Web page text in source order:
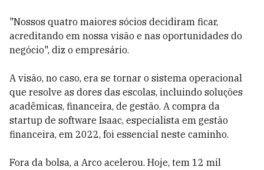
"Nossos quatro maiores sócios decidiram ficar,
acreditando em nossa visão e nas oportunidades do
negócio", diz o empresário.
A visão, no caso, era se tornar o sistema operacional
que resolve as dores das escolas, incluindo soluções
acadêmicas, financeira, de gestão. A compra da
startup de software Isaac, especialista em gestão
financeira, em 2022, foi essencial neste caminho.
Fora da bolsa, a Arco acelerou. Hoje, tem 12 mil